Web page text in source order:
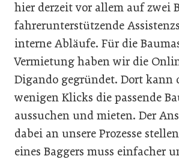
hier derzeit vor allem auf zwei
fahrerunterstützende
interne Abläufe. Für die
Vermietung haben wir die
Digando gegründet. Dort kann
wenigen Klicks die passende
aussuchen und mieten. Der
dabei an unsere Prozesse
eines Baggers muss einfacher